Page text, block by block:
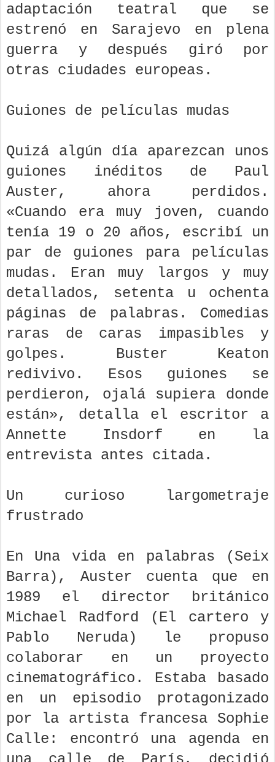
adaptación teatral que se
estrenó en Sarajevo en plena
guerra y después giró por
otras ciudades europeas.
Guiones de películas mudas
Quizá algún día aparezcan unos
guiones inéditos de Paul
Auster, ahora perdidos.
«Cuando era muy joven, cuando
tenía 19 o 20 años, escribí un
par de guiones para películas
mudas. Eran muy largos y muy
detallados, setenta u ochenta
páginas de palabras. Comedias
raras de caras impasibles y
golpes. Buster Keaton
redivivo. Esos guiones se
perdieron, ojalá supiera donde
están», detalla el escritor a
Annette Insdorf en la
entrevista antes citada.
Un curioso largometraje
frustrado
En Una vida en palabras (Seix
Barra), Auster cuenta que en
1989 el director británico
Michael Radford (El cartero y
Pablo Neruda) le propuso
colaborar en un proyecto
cinematográfico. Estaba basado
en un episodio protagonizado
por la artista francesa Sophie
Calle: encontró una agenda en